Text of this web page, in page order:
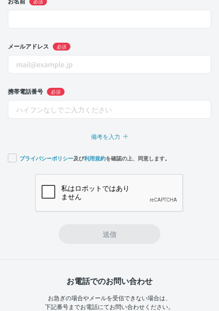
メールアドレス 必須
携帯電話番号 必須
備考を入力
プライバシーポリシー及び利用規約を確認の上、同意します。
送信
お電話でのお問い合わせ
お急ぎの場合やメールを受信できない場合は、
下記番号までお電話にてお問い合わせください。